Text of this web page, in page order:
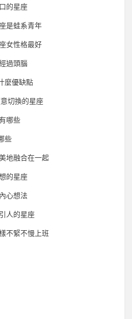
的星座
是蛙系青年
女性格最好
過頭腦
麼優缺點
切換的星座
哪些
些
地融合在一起
的星座
心想法
人的星座
不緊不慢上班